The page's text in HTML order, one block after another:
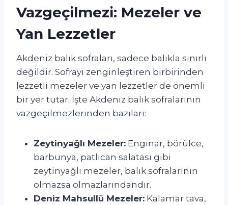
Vazgeçilmezi: Mezeler ve
Yan Lezzetler
Akdeniz balık sofraları, sadece balıkla sınırlı
değildir. Sofrayı zenginleştiren birbirinden
lezzetli mezeler ve yan lezzetler de önemli
bir yer tutar. İşte Akdeniz balık sofralarının
vazgeçilmezlerinden bazıları:
Zeytinyağlı Mezeler: Enginar, börülce,
barbunya, patlıcan salatası gibi
zeytinyağlı mezeler, balık sofralarının
olmazsa olmazlarındandır.
Deniz Mahsullü Mezeler: Kalamar tava,